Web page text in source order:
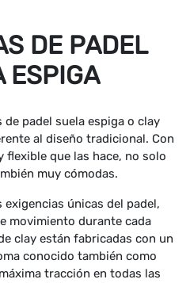
DE PADEL
ESPIGA
de padel suela espiga o clay
al diseño tradicional. Con
que las hace, no solo
muy cómodas.
exigencias únicas del padel,
movimiento durante cada
clay están fabricadas con un
conocido también como
tracción en todas las